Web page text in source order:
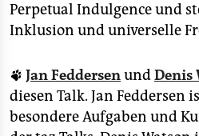
Perpetual Indulgence und
Inklusion und universelle
🐾 Jan FeddersenundDenis
diesen Talk. Jan Feddersen
besondere Aufgaben und